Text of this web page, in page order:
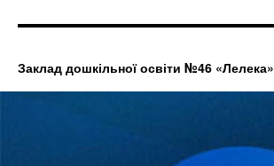
Заклад дошкільної освіти №46 «Лелека»